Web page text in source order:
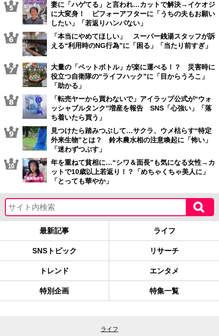
妻に「ハゲてる」と言われ…カットで解決→イケオジ
に大変身！ ビフォーアフターに「うちの夫もお願い
したい」「若返りハンパない」
「本当にやめてほしい」 スーパー銭湯スタッフが訴
える“利用時のNG行為”に「困る」「当たり前すぎ」
大量の「ペットボトル」が楽に運べる！？ 災害時に
役立つ自衛隊の“ライフハック”に「目からうろこ」
「助かる」
「転売ヤーから買わないで」アイラップ公式が“ウォ
ッシャブルタンク”増産を報告 SNS「心強い」「落
ち着いたら買う」
見つけたら踏みつぶして…サクラ、ウメ枯らす“特定
外来生物”とは？ 鈴木農水相の注意喚起に「怖い」
「迷わずつぶす」
年を重ねて貧相に…“シワ＆面長”も気になる女性→カ
ットで10歳以上若返り！？「めちゃくちゃ美人に」
「とっても華やか」
最新記事 ライフ
SNSトピック リサーチ
トレンド エンタメ
特別企画 特集一覧
ライフ